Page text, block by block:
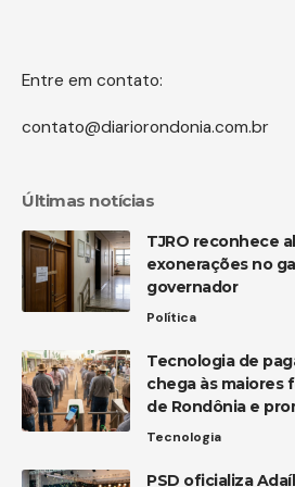
Entre em contato:
contato@diariorondonia.com.br
Últimas notícias
TJRO reconhece
exonerações no
governador
Política
Tecnologia de
chega às maiores
de Rondônia e
Tecnologia
PSD oficializa